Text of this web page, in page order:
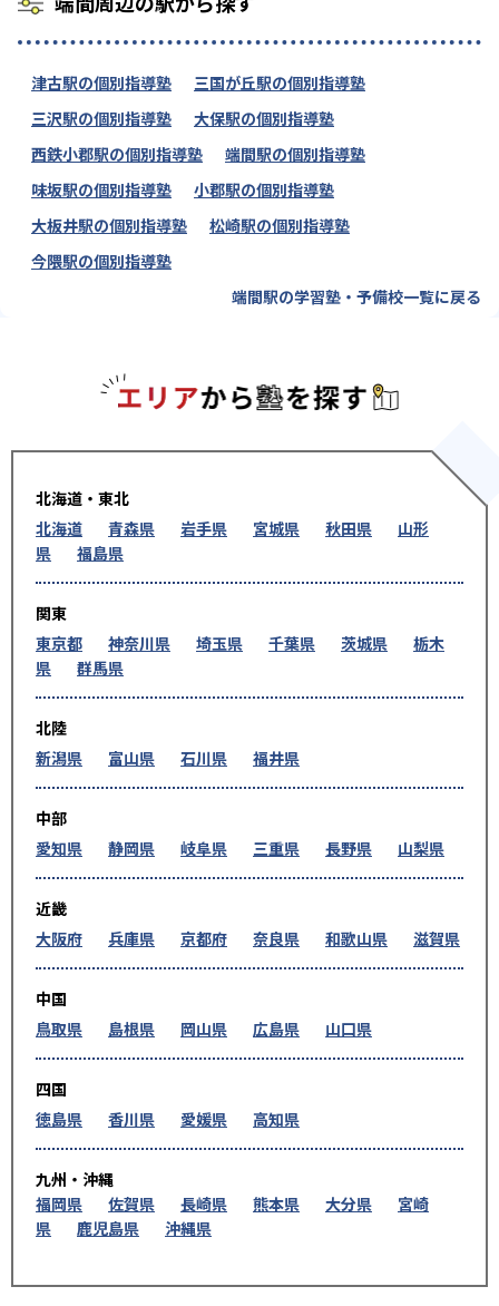
津古駅の個別指導塾
三国が丘駅の個別指導塾
三沢駅の個別指導塾
大保駅の個別指導塾
西鉄小郡駅の個別指導塾
端間駅の個別指導塾
味坂駅の個別指導塾
小郡駅の個別指導塾
大板井駅の個別指導塾
松崎駅の個別指導塾
今隈駅の個別指導塾
端間駅の学習塾・予備校一覧に戻る
北海道・東北
北海道
青森県 岩手県 宮城県 秋田県
山形
県
福島県
関東
東京都
神奈川県 埼玉県 千葉県 茨城県
栃木
県
群馬県
北陸
新潟県
富山県 石川県 福井県
中部
愛知県
静岡県 岐阜県 三重県 長野県 山梨県
近畿
大阪府
兵庫県 京都府 奈良県 和歌山県 滋賀県
中国
鳥取県
島根県 岡山県 広島県 山口県
四国
徳島県
香川県 愛媛県 高知県
九州・沖縄
福岡県
佐賀県 長崎県 熊本県 大分県
宮崎
県
鹿児島県 沖縄県